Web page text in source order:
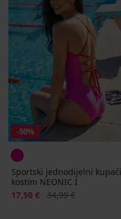
-50%
Sportski jednodijelni kupaći
kostim NEONIC I
Popust
17,50 € Prvobitna cijena
34,99 €